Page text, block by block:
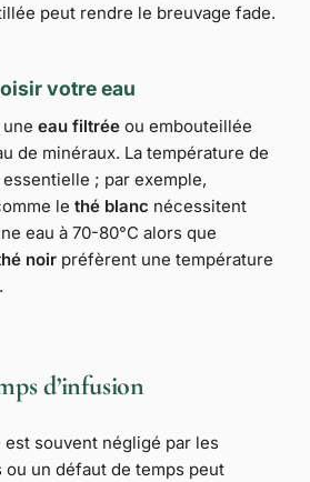
peut rendre le breuvage fade.
votre eau
eau filtrée ou embouteillée
de minéraux. La température de
essentielle ; par exemple,
le thé blanc nécessitent
eau à 70-80°C alors que
noir préfèrent une température
d’infusion
est souvent négligé par les
ou un défaut de temps peut